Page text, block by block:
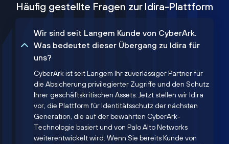
Häufig gestellte Fragen zur Idira-Plattform
Wir sind seit Langem Kunde von CyberArk.
Was bedeutet dieser Übergang zu Idira für
uns?
CyberArk ist seit Langem Ihr zuverlässiger Partner für
die Absicherung privilegierter Zugriffe und den Schutz
Ihrer geschäftskritischen Assets. Jetzt stellen wir Idira
vor, die Plattform für Identitätsschutz der nächsten
Generation, die auf der bewährten CyberArk-
Technologie basiert und von Palo Alto Networks
weiterentwickelt wird. Wenn Sie bereits Kunde von